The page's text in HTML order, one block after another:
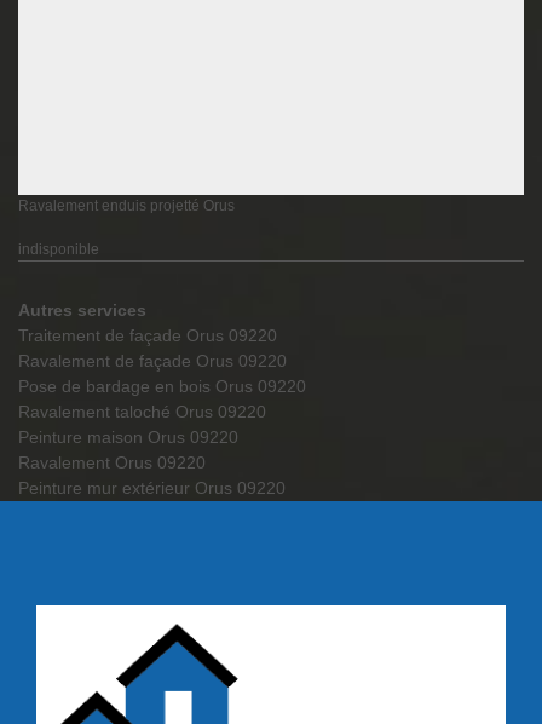
Ravalement enduis projetté Orus
indisponible
Autres services
Traitement de façade Orus 09220
Ravalement de façade Orus 09220
Pose de bardage en bois Orus 09220
Ravalement taloché Orus 09220
Peinture maison Orus 09220
Ravalement Orus 09220
Peinture mur extérieur Orus 09220